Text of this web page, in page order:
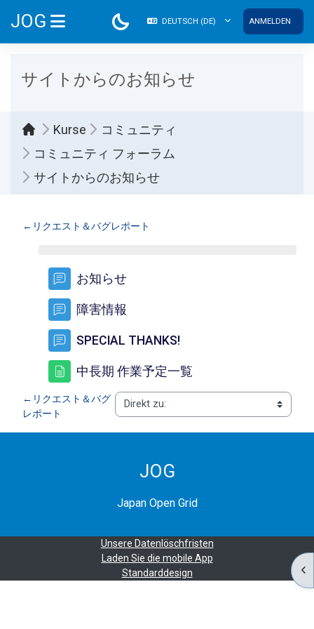
JOG
WEBSITE-ÜBERSICHT
DEUTSCH ‎(DE)‎ ANMELDEN
サイトからのお知らせ
Kurse
コミュニティ
コミュニティ フォーラム
サイトからのお知らせ
Abschnittsübersicht
← リクエスト＆バグレポート
お知らせ
障害情報
SPECIAL THANKS!
中長期 作業予定一覧
← リクエスト＆バグ
レポート
JOG
Japan Open Grid
Unsere Datenlöschfristen
Laden Sie die mobile App
Standarddesign